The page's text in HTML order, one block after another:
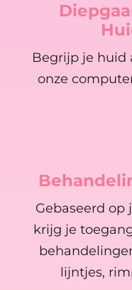
Begrijp je huid
onze
Gebaseerd
krijg je
lijntjes,